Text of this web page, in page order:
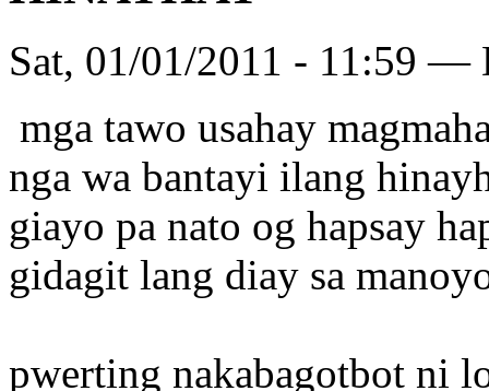
Sat, 01/01/2011 - 11:59 —
mga tawo usahay
nga wa bantayi ilang
giayo pa nato og hapsay
gidagit lang diay sa
pwerting nakabagotbot ni